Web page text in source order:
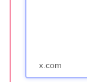
x.com